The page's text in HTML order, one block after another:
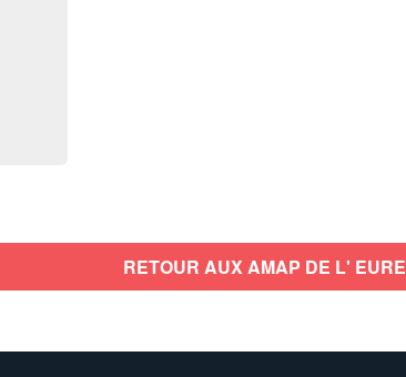
RETOUR AUX AMAP DE L' EURE